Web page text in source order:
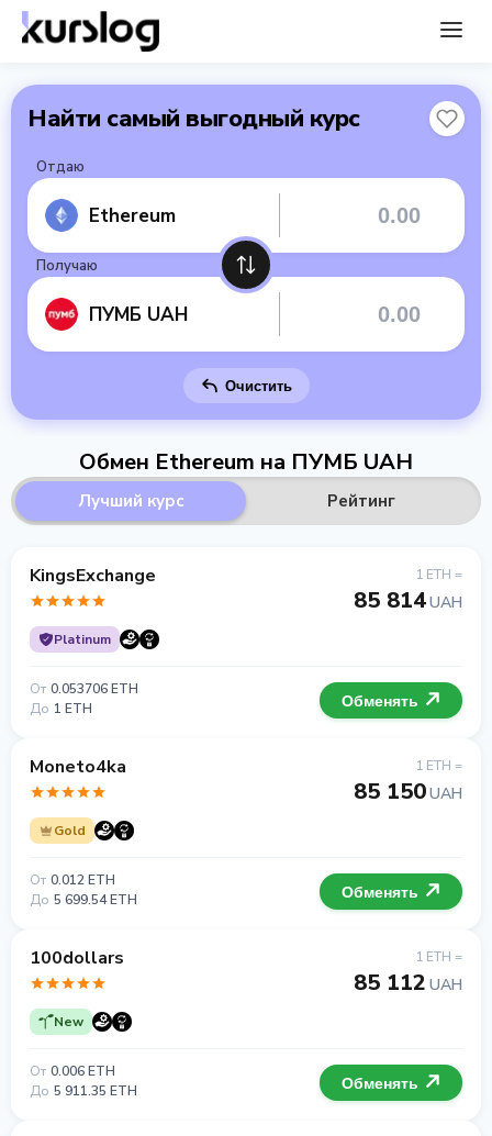
Найти самый выгодный курс
Отдаю
Ethereum
Получаю
ПУМБ UAH
Очистить
Обмен Ethereum на ПУМБ UAH
Лучший курс Рейтинг
KingsExchange
Platinum
1 ETH =
85 814UAH
От 0.053706 ETH
До 1 ETH Обменять
Moneto4ka
Gold
1 ETH =
85 150UAH
От 0.012 ETH
До 5 699.54 ETH Обменять
100dollars
New
1 ETH =
85 112 UAH
От 0.006 ETH
До 5 911.35 ETH Обменять